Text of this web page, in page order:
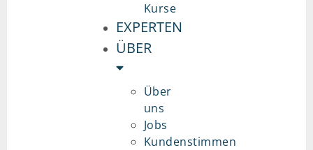
Kurse
EXPERTEN
ÜBER
Über
uns
Jobs
Kundenstimmen